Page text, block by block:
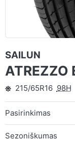
SAILUN
ATREZZO
215/65R16 98H
Pasirinkimas
Sezoniškumas